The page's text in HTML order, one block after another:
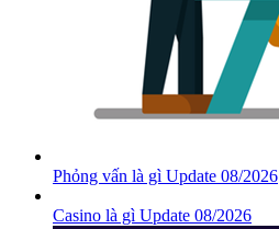
Phỏng vấn là gì Update 08/2026
Casino là gì Update 08/2026